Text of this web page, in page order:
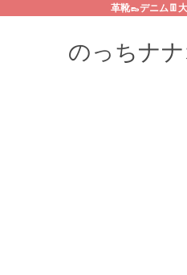
革靴👞デニム👖
のっちナ